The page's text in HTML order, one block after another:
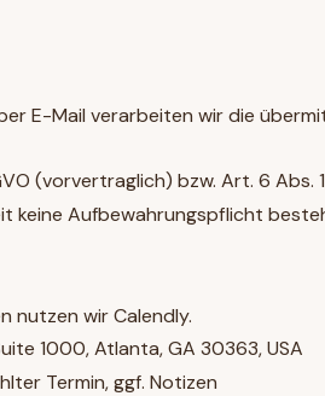
E-Mail verarbeiten wir die
(vorvertraglich) bzw. Art. 6 Abs.
keine Aufbewahrungspflicht
nutzen wir Calendly.
1000, Atlanta, GA 30363, USA
Termin, ggf. Notizen